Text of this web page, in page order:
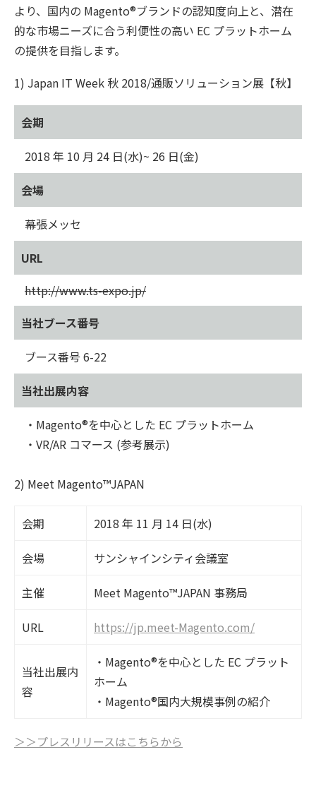
より、国内の Magento®ブランドの認知度向上と、潜在
的な市場ニーズに合う利便性の高い EC プラットホーム
の提供を目指します。
1) Japan IT Week 秋 2018/通販ソリューション展【秋】
会期
2018 年 10 月 24 日(水)~ 26 日(金)
会場
幕張メッセ
URL
http://www.ts-expo.jp/
当社ブース番号
ブース番号 6-22
当社出展内容
・Magento®を中心とした EC プラットホーム
・VR/AR コマース (参考展示)
2) Meet Magento™️JAPAN
会期 2018 年 11 月 14 日(水)
会場 サンシャインシティ会議室
主催 Meet Magento™️JAPAN 事務局
URL https://jp.meet-Magento.com/
当社出展内
容
・Magento®を中心とした EC プラット
ホーム
・Magento®国内大規模事例の紹介
＞＞プレスリリースはこちらから